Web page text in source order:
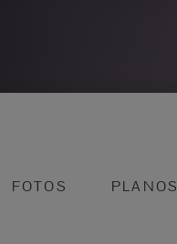
FOTOS PLANOS